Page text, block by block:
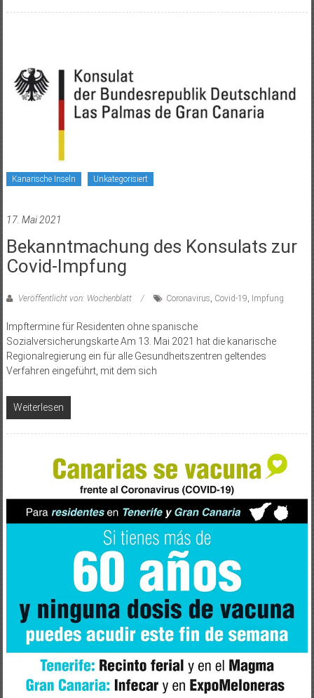
Kanarische Inseln Unkategorisiert
17. Mai 2021
Bekanntmachung des Konsulats zur
Covid-Impfung
Veröffentlicht von: Wochenblatt Coronavirus, Covid-19, Impfung
Impftermine für Residenten ohne spanische
Sozialversicherungskarte Am 13. Mai 2021 hat die kanarische
Regionalregierung ein für alle Gesundheitszentren geltendes
Verfahren eingeführt, mit dem sich
Weiterlesen